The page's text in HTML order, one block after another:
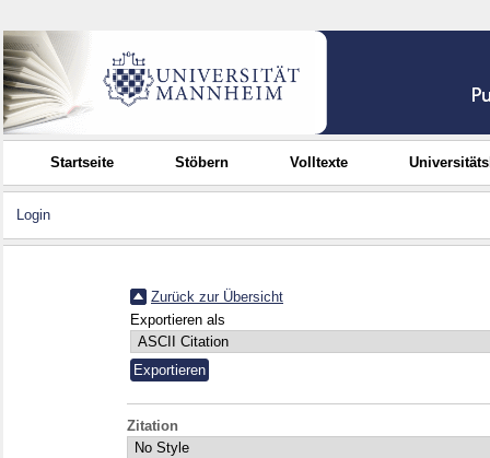
Startseite Stöbern Volltexte
Login
Zurück zur Übersicht
Exportieren als
Zitation